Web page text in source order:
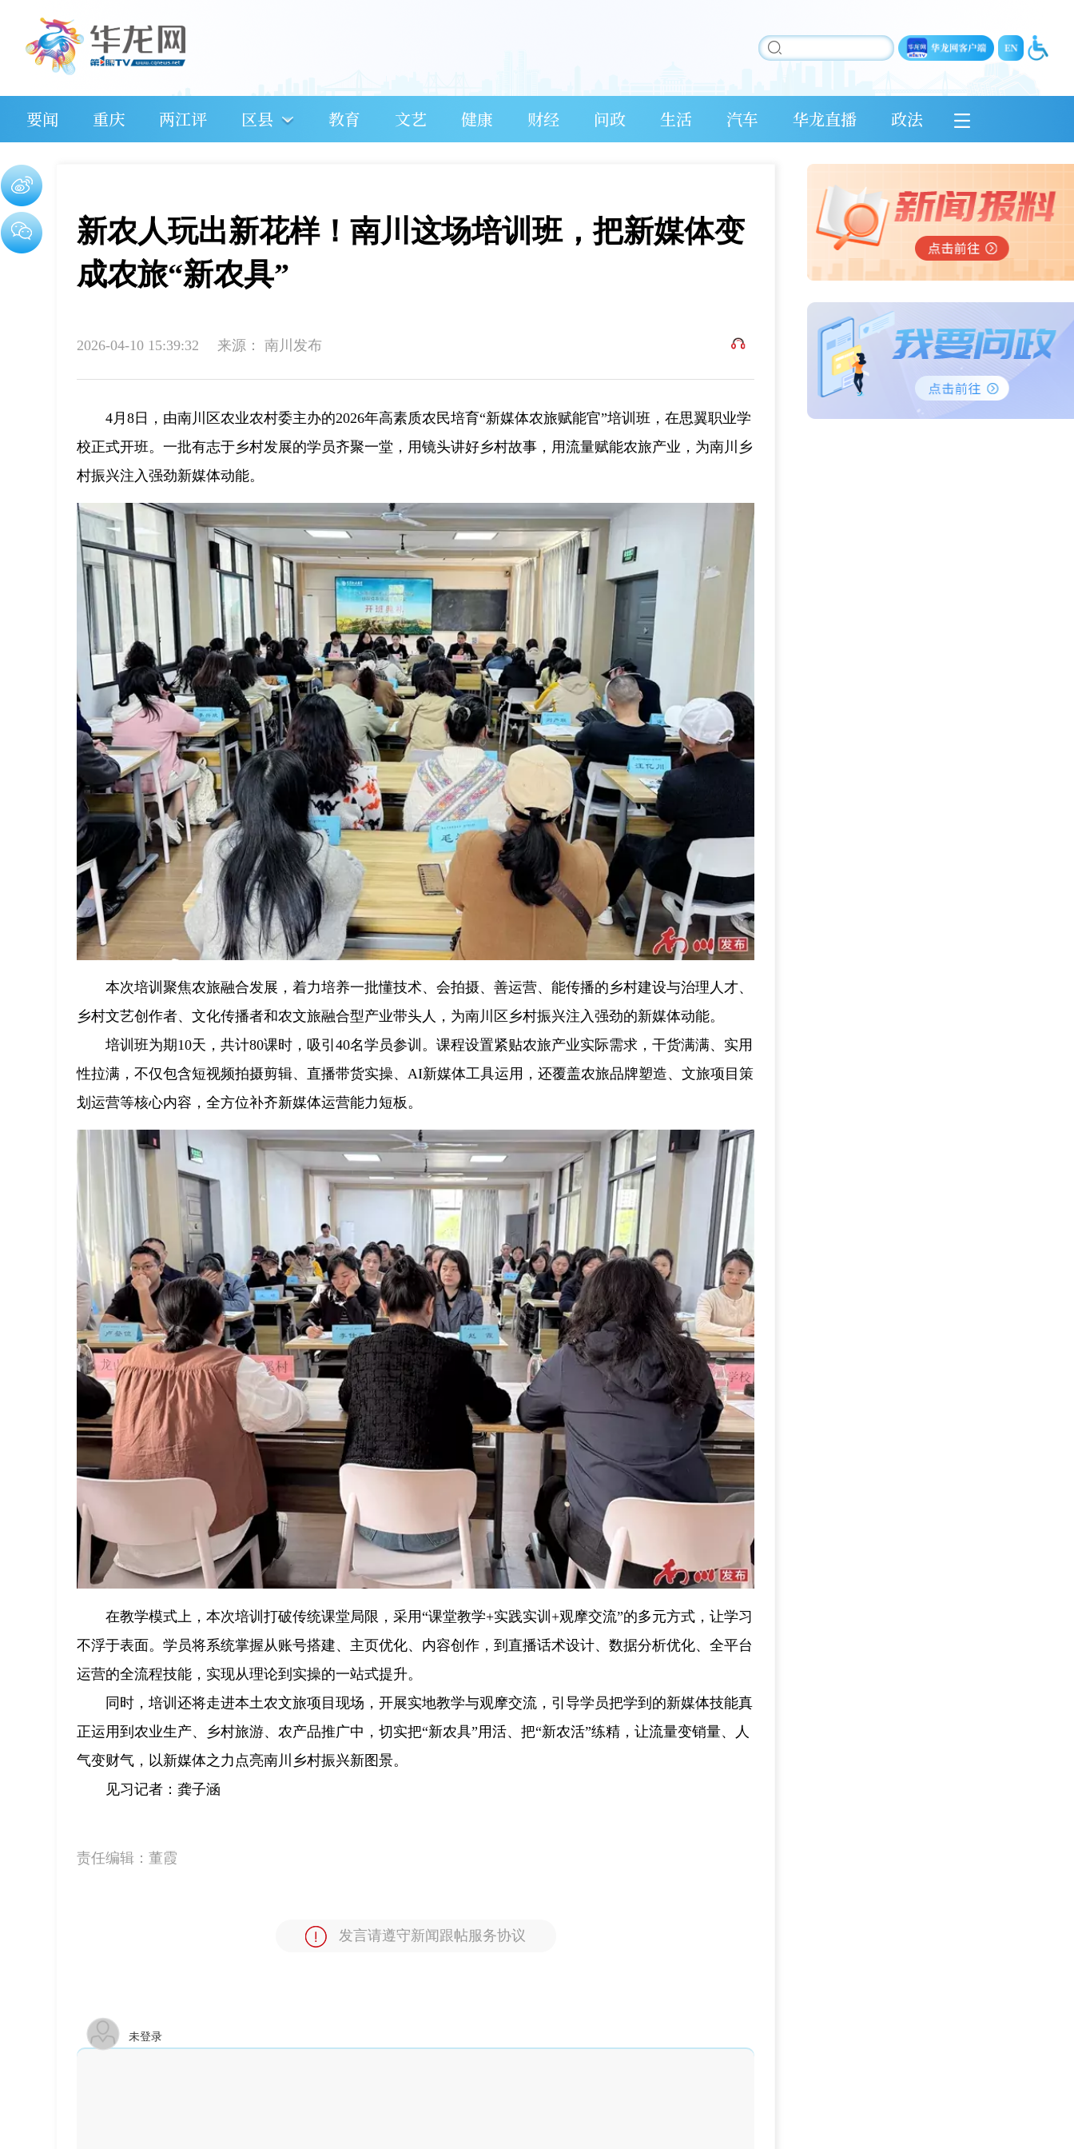
要闻 重庆 两江评 区县 教育 文艺 健康 财经 问政 生活 汽车 华龙直播 政法
新农人玩出新花样！南川这场培训班，把新媒体变
成农旅“新农具”
2026-04-10 15:39:32 来源： 南川发布
4月8日，由南川区农业农村委主办的2026年高素质农民培育“新媒体农旅赋能官”培训班，在思翼职业学
校正式开班。一批有志于乡村发展的学员齐聚一堂，用镜头讲好乡村故事，用流量赋能农旅产业，为南川乡
村振兴注入强劲新媒体动能。
本次培训聚焦农旅融合发展，着力培养一批懂技术、会拍摄、善运营、能传播的乡村建设与治理人才、
乡村文艺创作者、文化传播者和农文旅融合型产业带头人，为南川区乡村振兴注入强劲的新媒体动能。
培训班为期10天，共计80课时，吸引40名学员参训。课程设置紧贴农旅产业实际需求，干货满满、实用
性拉满，不仅包含短视频拍摄剪辑、直播带货实操、AI新媒体工具运用，还覆盖农旅品牌塑造、文旅项目策
划运营等核心内容，全方位补齐新媒体运营能力短板。
在教学模式上，本次培训打破传统课堂局限，采用“课堂教学+实践实训+观摩交流”的多元方式，让学习
不浮于表面。学员将系统掌握从账号搭建、主页优化、内容创作，到直播话术设计、数据分析优化、全平台
运营的全流程技能，实现从理论到实操的一站式提升。
同时，培训还将走进本土农文旅项目现场，开展实地教学与观摩交流，引导学员把学到的新媒体技能真
正运用到农业生产、乡村旅游、农产品推广中，切实把“新农具”用活、把“新农活”练精，让流量变销量、人
气变财气，以新媒体之力点亮南川乡村振兴新图景。
见习记者：龚子涵
责任编辑： 董霞
发言请遵守新闻跟帖服务协议
未登录